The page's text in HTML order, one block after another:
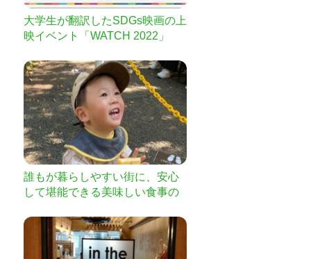
大学生が翻訳したSDGs映画の上
映イベント「WATCH 2022」
誰もが暮らしやすい街に、安心
して堪能できる美味しい食事の